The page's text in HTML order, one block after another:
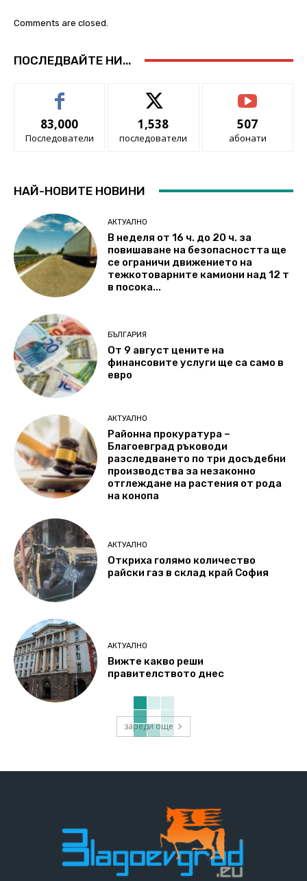
Comments are closed.
ПОСЛЕДВАЙТЕ НИ...
83,000
Последователи
1,538
последователи
507
абонати
НАЙ-НОВИТЕ НОВИНИ
АКТУАЛНО
В неделя от 16 ч. до 20 ч. за
повишаване на безопасността ще
се ограничи движението на
тежкотоварните камиони над 12 т
в посока...
БЪЛГАРИЯ
От 9 август цените на
финансовите услуги ще са само в
евро
АКТУАЛНО
Районна прокуратура –
Благоевград ръководи
разследването по три досъдебни
производства за незаконно
отглеждане на растения от рода
на конопа
АКТУАЛНО
Откриха голямо количество
райски газ в склад край София
АКТУАЛНО
Вижте какво реши
правителството днес
зареди още